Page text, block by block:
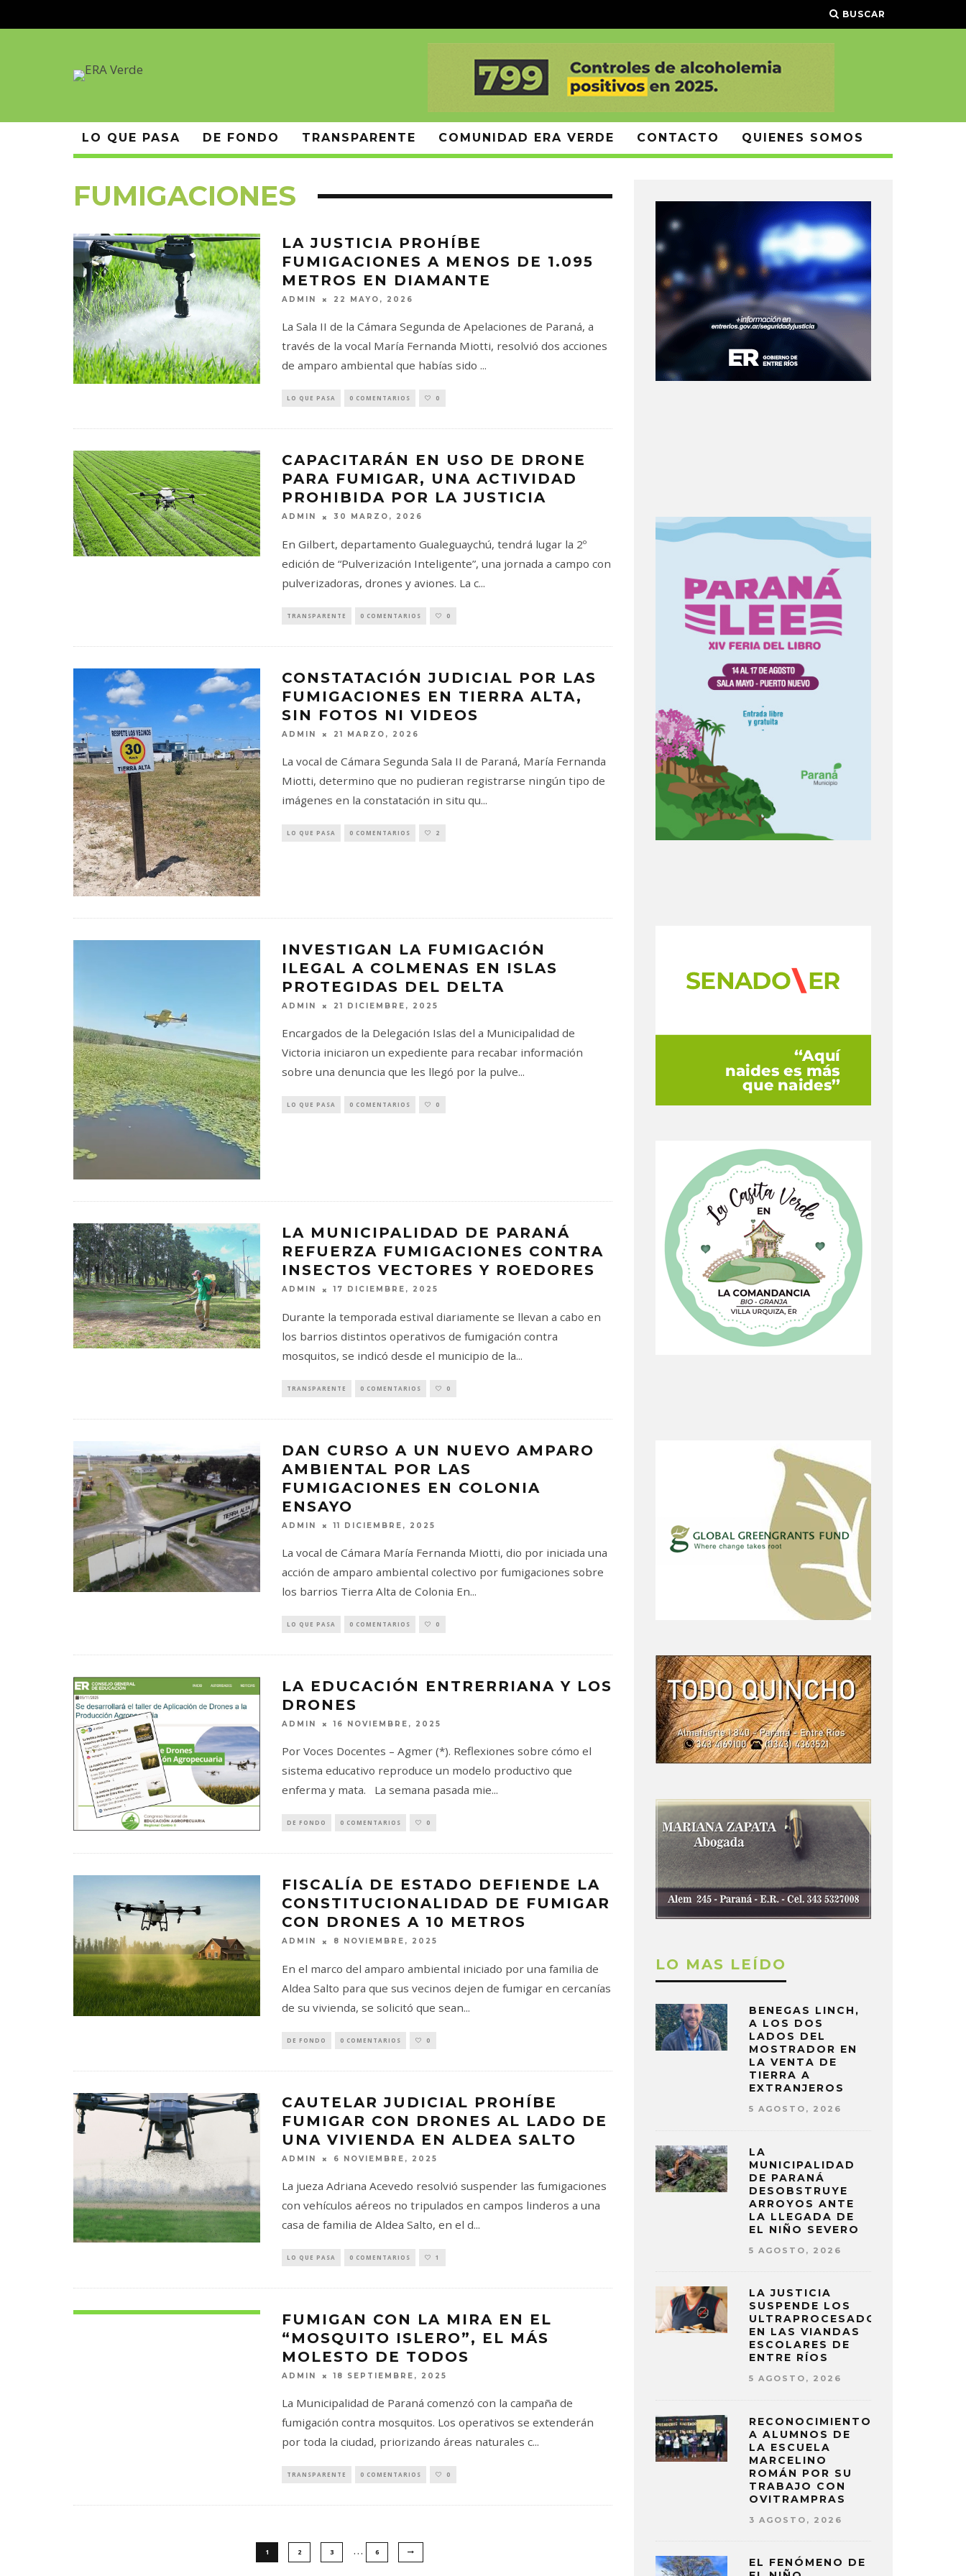
BUSCAR
LO QUE PASA DE FONDO TRANSPARENTE COMUNIDAD ERA VERDE CONTACTO QUIENES SOMOS
FUMIGACIONES
LA JUSTICIA PROHÍBE
FUMIGACIONES A MENOS DE 1.095
METROS EN DIAMANTE
ADMIN 22 MAYO, 2026
La Sala II de la Cámara Segunda de Apelaciones de Paraná, a
través de la vocal María Fernanda Miotti, resolvió dos acciones
de amparo ambiental que habías sido ...
LO QUE PASA 0 COMENTARIOS 0
CAPACITARÁN EN USO DE DRONE
PARA FUMIGAR, UNA ACTIVIDAD
PROHIBIDA POR LA JUSTICIA
ADMIN 30 MARZO, 2026
En Gilbert, departamento Gualeguaychú, tendrá lugar la 2º
edición de “Pulverización Inteligente”, una jornada a campo con
pulverizadoras, drones y aviones. La c...
TRANSPARENTE 0 COMENTARIOS 0
CONSTATACIÓN JUDICIAL POR LAS
FUMIGACIONES EN TIERRA ALTA,
SIN FOTOS NI VIDEOS
ADMIN 21 MARZO, 2026
La vocal de Cámara Segunda Sala II de Paraná, María Fernanda
Miotti, determino que no pudieran registrarse ningún tipo de
imágenes en la constatación in situ qu...
LO QUE PASA 0 COMENTARIOS 2
INVESTIGAN LA FUMIGACIÓN
ILEGAL A COLMENAS EN ISLAS
PROTEGIDAS DEL DELTA
ADMIN 21 DICIEMBRE, 2025
Encargados de la Delegación Islas del a Municipalidad de
Victoria iniciaron un expediente para recabar información
sobre una denuncia que les llegó por la pulve...
LO QUE PASA 0 COMENTARIOS 0
LA MUNICIPALIDAD DE PARANÁ
REFUERZA FUMIGACIONES CONTRA
INSECTOS VECTORES Y ROEDORES
ADMIN 17 DICIEMBRE, 2025
Durante la temporada estival diariamente se llevan a cabo en
los barrios distintos operativos de fumigación contra
mosquitos, se indicó desde el municipio de la...
TRANSPARENTE 0 COMENTARIOS 0
DAN CURSO A UN NUEVO AMPARO
AMBIENTAL POR LAS
FUMIGACIONES EN COLONIA
ENSAYO
ADMIN 11 DICIEMBRE, 2025
La vocal de Cámara María Fernanda Miotti, dio por iniciada una
acción de amparo ambiental colectivo por fumigaciones sobre
los barrios Tierra Alta de Colonia En...
LO QUE PASA 0 COMENTARIOS 0
LA EDUCACIÓN ENTRERRIANA Y LOS
DRONES
ADMIN 16 NOVIEMBRE, 2025
Por Voces Docentes – Agmer (*). Reflexiones sobre cómo el
sistema educativo reproduce un modelo productivo que
enferma y mata. La semana pasada mie...
DE FONDO 0 COMENTARIOS 0
FISCALÍA DE ESTADO DEFIENDE LA
CONSTITUCIONALIDAD DE FUMIGAR
CON DRONES A 10 METROS
ADMIN 8 NOVIEMBRE, 2025
En el marco del amparo ambiental iniciado por una familia de
Aldea Salto para que sus vecinos dejen de fumigar en cercanías
de su vivienda, se solicitó que sean...
DE FONDO 0 COMENTARIOS 0
CAUTELAR JUDICIAL PROHÍBE
FUMIGAR CON DRONES AL LADO DE
UNA VIVIENDA EN ALDEA SALTO
ADMIN 6 NOVIEMBRE, 2025
La jueza Adriana Acevedo resolvió suspender las fumigaciones
con vehículos aéreos no tripulados en campos linderos a una
casa de familia de Aldea Salto, en el d...
LO QUE PASA 0 COMENTARIOS 1
FUMIGAN CON LA MIRA EN EL
“MOSQUITO ISLERO”, EL MÁS
MOLESTO DE TODOS
ADMIN 18 SEPTIEMBRE, 2025
La Municipalidad de Paraná comenzó con la campaña de
fumigación contra mosquitos. Los operativos se extenderán
por toda la ciudad, priorizando áreas naturales c...
TRANSPARENTE 0 COMENTARIOS 0
1 2 3 … 6
LO MAS LEÍDO
BENEGAS LINCH,
A LOS DOS
LADOS DEL
MOSTRADOR EN
LA VENTA DE
TIERRA A
EXTRANJEROS
5 AGOSTO, 2026
LA
MUNICIPALIDAD
DE PARANÁ
DESOBSTRUYE
ARROYOS ANTE
LA LLEGADA DE
EL NIÑO SEVERO
5 AGOSTO, 2026
LA JUSTICIA
SUSPENDE LOS
ULTRAPROCESADOS
EN LAS VIANDAS
ESCOLARES DE
ENTRE RÍOS
5 AGOSTO, 2026
RECONOCIMIENTO
A ALUMNOS DE
LA ESCUELA
MARCELINO
ROMÁN POR SU
TRABAJO CON
OVITRAMPRAS
3 AGOSTO, 2026
EL FENÓMENO DE